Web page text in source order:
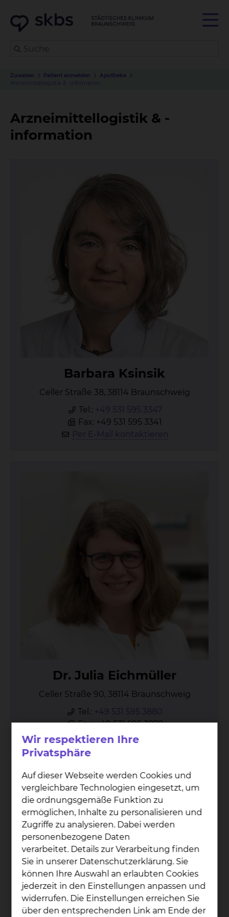
Zuweiser Patient anmelden
Apotheke
Arzneimittellogistik & -information
Arzneimittellogistik & -
information
Bar­ba­ra Ksin­sik
Celler Straße 38, 38114 Braunschweig
Tel.: +49 531 595 3347
Fax: +49 531 595 3341
Per E-Mail kontaktieren
Dr. Ju­lia Eich­mül­ler
Celler Straße 90, 38114 Braunschweig
Tel.: +49 531 595 3880
Fax: +49 531 595 3878
Per E-Mail kontaktieren
Wir respektieren Ihre
Privatsphäre
Auf dieser Webseite werden Cookies und
vergleichbare Technologien eingesetzt, um
die ordnungsgemäße Funktion zu
ermöglichen, Inhalte zu personalisieren und
Zugriffe zu analysieren. Dabei werden
personenbezogene Daten
verarbeitet. Details zur Verarbeitung finden
Sie in unserer Datenschutzerklärung. Sie
können Ihre Auswahl an erlaubten Cookies
jederzeit in den Einstellungen anpassen und
widerrufen. Die Einstellungen erreichen Sie
über den entsprechenden Link am Ende der